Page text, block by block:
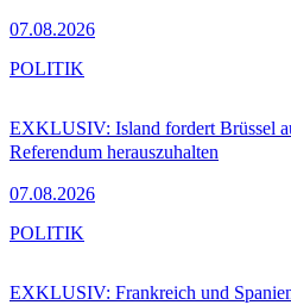
07.08.2026
EXKLUSIV: Island fordert Brüssel
Referendum herauszuhalten
07.08.2026
POLITIK
EXKLUSIV: Frankreich und
POLITIK